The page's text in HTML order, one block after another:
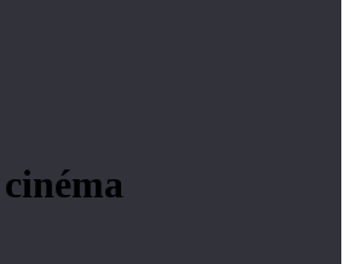
cinéma